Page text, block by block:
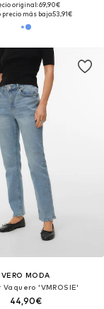
original: 69,90€
más bajo:53,91€
VERO MODA
'VMROSIE'
44,90€